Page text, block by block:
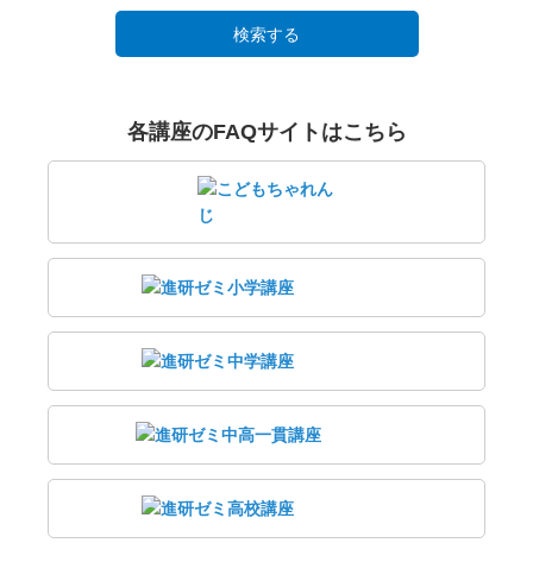
検索する
各講座のFAQサイトはこちら